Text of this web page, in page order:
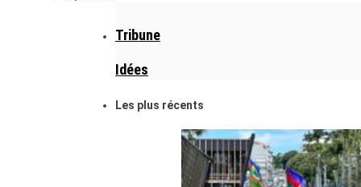
Tribune
Idées
Les plus récents